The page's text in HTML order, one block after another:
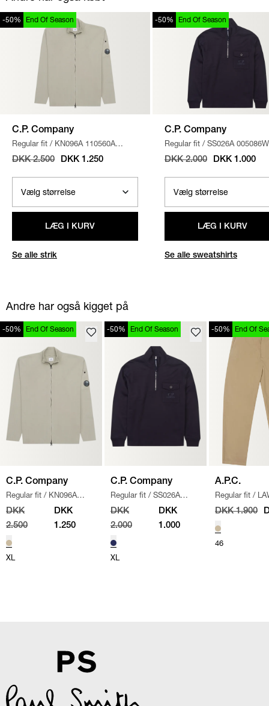
-50% End Of Season
C.P. Company
Regular fit / KN096A 110560A
STRIK / SAND
DKK 2.500 DKK 1.250
LÆG I KURV
Se alle strik
-50% End Of Season
C.P. Company
Regular fit / SS026A 005086W
SWEATSHIRT
/ NAVY
DKK 2.000 DKK 1.000
LÆG I KURV
Se alle sweatshirts
Andre har også kigget på
-50% End Of Season
C.P. Company
Regular fit / KN096A
110560A STRIK / SAND
DKK
2.500
DKK
1.250
XL
-50% End Of Season
C.P. Company
Regular fit / SS026A
005086W SWEATSHIRT
DKK
2.000
DKK
1.000
XL
-50% End Of
A.P.C.
Regular fit /
CHINO
DKK 1.900
46